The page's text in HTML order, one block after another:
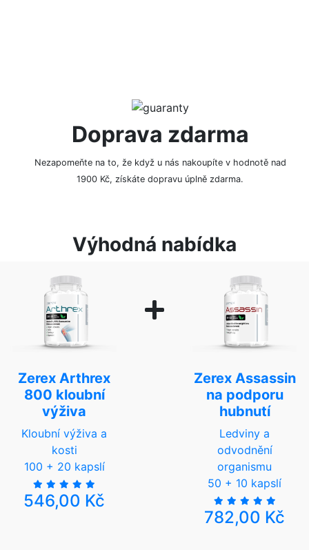
Doprava zdarma
Nezapomeňte na to, že když u nás nakoupíte v hodnotě nad
1900 Kč, získáte dopravu úplně zdarma.
Výhodná nabídka
Zerex Arthrex
800 kloubní
výživa
Kloubní výživa a
kosti
100 + 20 kapslí
546,00 Kč
Zerex Assassin
na podporu
hubnutí
Ledviny a
odvodnění
organismu
50 + 10 kapslí
782,00 Kč